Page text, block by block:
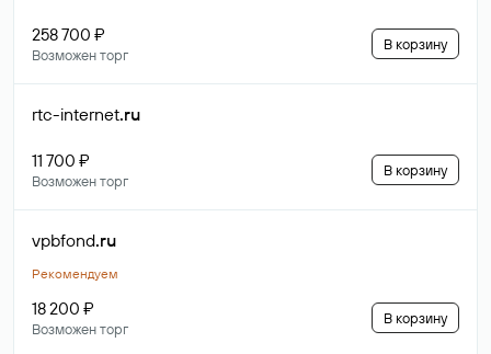
258 700 ₽
Возможен торг
В корзину
rtc-internet.ru
11 700 ₽
Возможен торг
В корзину
vpbfond.ru
Рекомендуем
18 200 ₽
Возможен торг
В корзину